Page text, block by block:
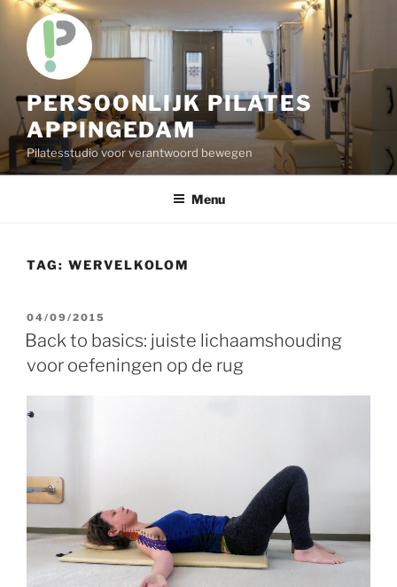
Skip
content
PERSOONLIJK PILATES
APPINGEDAM
Pilatesstudio voor verantwoord bewegen
Menu
TAG: WERVELKOLOM
POSTED
ON
04/09/2015
Back to basics: juiste lichaamshouding
voor oefeningen op de rug